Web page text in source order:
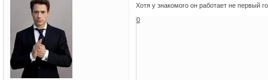
Хотя у знакомого он работает не первый
0